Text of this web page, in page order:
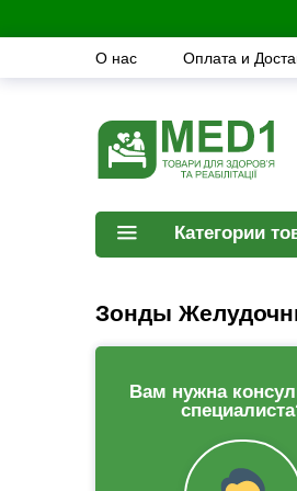
О нас Оплата и
Категории
Зонды
Вам нужна